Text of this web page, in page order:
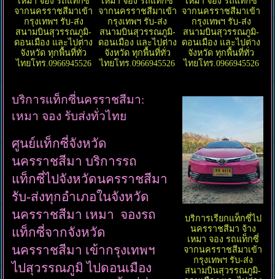
จากนครราชสีมาเข้า
กรุงเทพฯ รับ-ส่ง
สนามบินสุวรรณภูมิ-
ดอนเมือง และไปต่าง
จังหวัด ทุกพื้นที่ทั่ว
ไทยโทร.0966945526
จากนครราชสีมาเข้า
กรุงเทพฯ รับ-ส่ง
สนามบินสุวรรณภูมิ-
ดอนเมือง และไปต่าง
จังหวัด ทุกพื้นที่ทั่ว
ไทยโทร.0966945526
จากนครราชสีมาเข้า
กรุงเทพฯ รับ-ส่ง
สนามบินสุวรรณภูมิ-
ดอนเมือง และไปต่าง
จังหวัด ทุกพื้นที่ทั่ว
ไทยโทร.0966945526
บริการเรียกแท็กซี่ไป
นครราชสีมา จ้าง
เหมา จอง รถแท็กซี่
จากนครราชสีมาเข้า
กรุงเทพฯ รับ-ส่ง
สนามบินสุวรรณภูมิ-
บริการแท็กซี่นครราชสีมา:
เหมา จอง รับส่งทั่วไทย
ศูนย์แท็กซี่จังหวัด
นครราชสีมา บริการรถ
แท็กซี่ไปจังหวัดนครราชสีมา
รับ-ส่งทุกอำเภอในจังหวัด
นครราชสีมา เหมา จองรถ
แท็กซี่จากจังหวัด
นครราชสีมา เข้ากรุงเทพฯ
ไปสุวรรณภูมิ ไปดอนเมือง